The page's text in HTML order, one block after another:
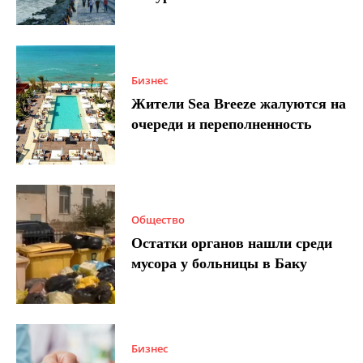
Бизнес
Жители Sea Breeze жалуются на
очереди и переполненность
Общество
Остатки органов нашли среди
мусора у больницы в Баку
Бизнес